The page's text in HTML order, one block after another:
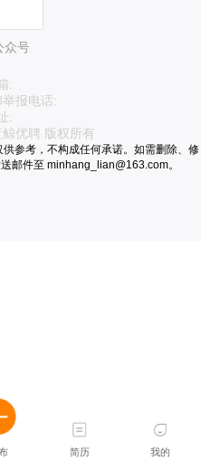
众号
:
报电话:
:
优聘 版权所有
参考，不构成任何承诺。如需删除、修
邮件至 minhang_lian@163.com。
简历 我的